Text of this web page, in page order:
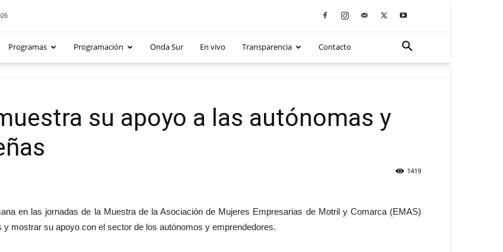
Programas Programación Onda Sur En vivo Transparencia Contacto
su apoyo a las autónomas y
1419
en las jornadas de la Muestra de la Asociación de Mujeres Empresarias de Motril y Comarca (EMAS)
mostrar su apoyo con el sector de los autónomos y emprendedores.